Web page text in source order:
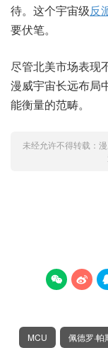
待。这个宇宙级反
要伏笔。
尽管北美市场表现
漫威宇宙长远布局
能衡量的范畴。
未经允许不得转载：
 
MCU 佩德罗·帕